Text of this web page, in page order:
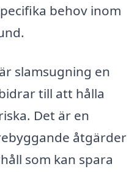
behov inom
slamsugning en
till att hålla
Det är en
åtgärder
som kan spara